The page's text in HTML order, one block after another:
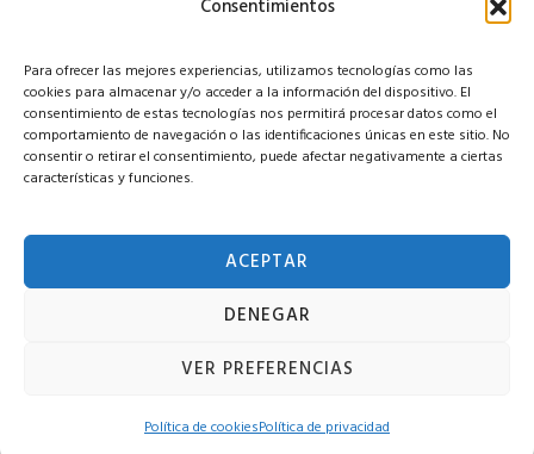
Consentimientos
Para ofrecer las mejores experiencias, utilizamos tecnologías como las
cookies para almacenar y/o acceder a la información del dispositivo. El
consentimiento de estas tecnologías nos permitirá procesar datos como el
comportamiento de navegación o las identificaciones únicas en este sitio. No
consentir o retirar el consentimiento, puede afectar negativamente a ciertas
características y funciones.
ACEPTAR
DENEGAR
VER PREFERENCIAS
Política de cookiesPolítica de privacidad
Foot-Store ES
Foot-Store: experiencia en productos de fútbol. Lo último en productos...
★ XRshop - Tienda de Realidad Extendida y Gaming ES
En XRshop somos resellers y partners de hardware de las...
★ Direct-Volley ES